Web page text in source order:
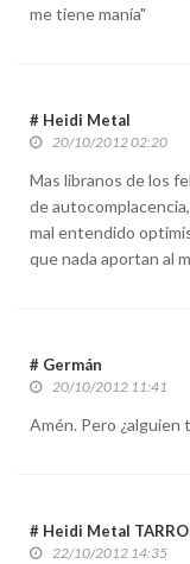
me tiene manía"
# Heidi Metal
20/10/2012 02:20
Mas libranos de los
de
mal entendido
que nada aportan al
# Germán
20/10/2012 11:41
Amén. Pero ¿alguien
# Heidi Metal
22/10/2012 14:35